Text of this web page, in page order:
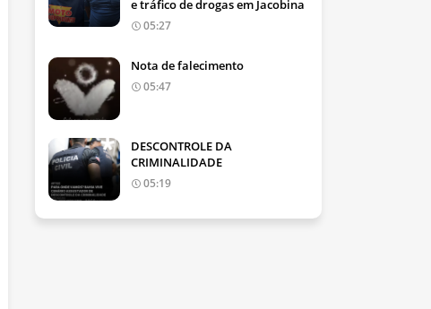
e tráfico de drogas em Jacobina
05:27
Nota de falecimento
05:47
DESCONTROLE DA
CRIMINALIDADE
05:19